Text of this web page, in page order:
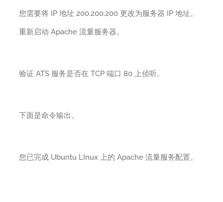
您需要将 IP 地址 200.200.200 更改为服务器 IP 地址。
重新启动 Apache 流量服务器。
验证 ATS 服务是否在 TCP 端口 80 上侦听。
下面是命令输出。
您已完成 Ubuntu LInux 上的 Apache 流量服务配置。